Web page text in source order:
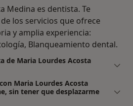
Medina es dentista. Te
los servicios que ofrece
y amplia experiencia:
Blanqueamiento dental.
de Maria Lourdes Acosta
Maria Lourdes Acosta
sin tener que desplazarme